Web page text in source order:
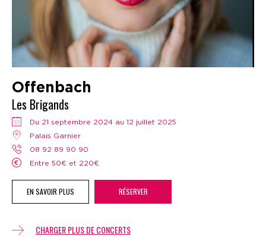
Offenbach
Les Brigands
Du 21 septembre 2024 au 12 juillet 2025
Palais Garnier
08 92 89 90 90
Entre 50€ et 220€
EN SAVOIR PLUS RÉSERVER
CHARGER PLUS DE CONCERTS